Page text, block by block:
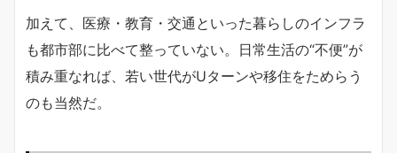
加えて、医療・教育・交通といった暮らしのインフラ
も都市部に比べて整っていない。日常生活の“不便”が
積み重なれば、若い世代がUターンや移住をためらう
のも当然だ。